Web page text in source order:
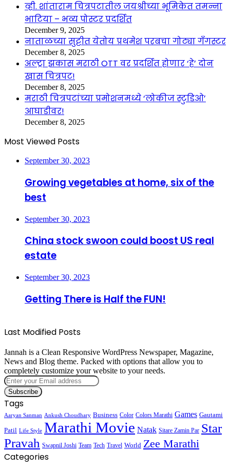
व्ही. शांताराम चित्रपटातील जयश्रीच्या भूमिकेत तमन्ना
भाटिया – भव्य पोस्टर प्रदर्शित
December 9, 2025
नाताळच्या सुट्टीत येतोय प्रथमेश परबचा गोट्या गँगस्टर
December 8, 2025
अल्ट्रा झकास मराठी OTT वर प्रदर्शित होणार ‘हे’ दोन
खास चित्रपट!
December 8, 2025
मराठी चित्रपटांच्या प्रमोशनमध्ये ‘लोकीज स्टुडिओ’
आघाडीवर!
December 8, 2025
Most Viewed Posts
September 30, 2023
Growing vegetables at home, six of the
best
September 30, 2023
China stock swoon could boost US real
estate
September 30, 2023
Getting There is Half the FUN!
Last Modified Posts
Jannah is a Clean Responsive WordPress Newspaper, Magazine,
News and Blog theme. Packed with options that allow you to
completely customize your website to your needs.
Enter
your
Email
address
Tags
Aaryan Sanman Ankush Choudhary Business Color Colors Marathi Games Gautami
Patil Life Style Marathi Movie Natak Sitare Zamin Par Star
Pravah Swapnil Joshi Team Tech Travel World Zee Marathi
Categories